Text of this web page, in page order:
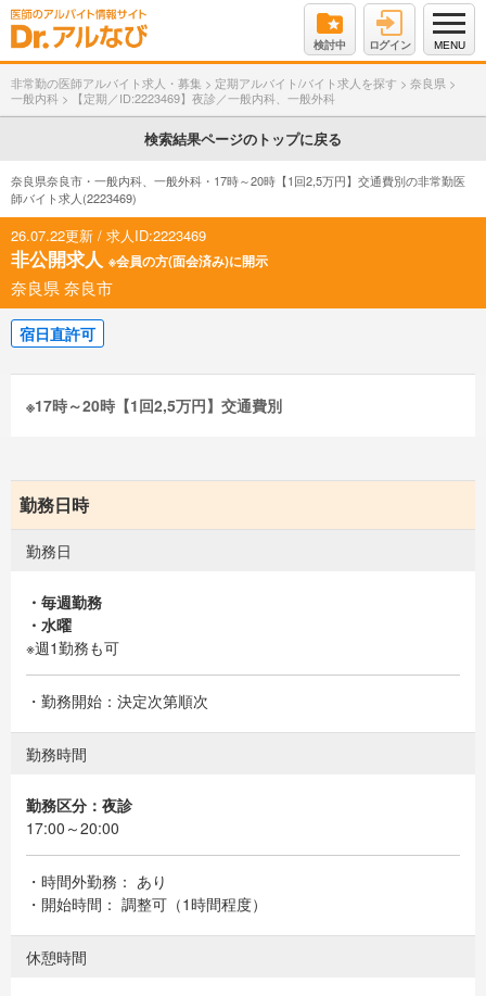
検討中 ログイン MENU
非常勤の医師アルバイト求人・募集 > 定期アルバイト/バイト求人を探す > 奈良県 >
一般内科 > 【定期／ID:2223469】夜診／一般内科、一般外科
検索結果ページのトップに戻る
奈良県奈良市・一般内科、一般外科・17時～20時【1回2,5万円】交通費別の非常勤医
師バイト求人(2223469)
26.07.22更新 / 求人ID:2223469
非公開求人 ※会員の方(面会済み)に開示
奈良県 奈良市
宿日直許可
※17時～20時【1回2,5万円】交通費別
勤務日時
勤務日
・毎週勤務
・水曜
※週1勤務も可
・勤務開始：決定次第順次
勤務時間
勤務区分：夜診
17:00～20:00
・時間外勤務： あり
・開始時間： 調整可（1時間程度）
休憩時間